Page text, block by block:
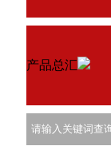
产品总汇